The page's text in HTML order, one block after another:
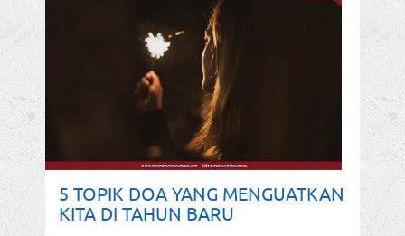
5 TOPIK DOA YANG MENGUATKAN
KITA DI TAHUN BARU